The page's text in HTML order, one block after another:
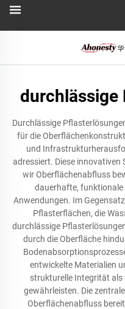
durchlässige
Durchlässige
für die
und
adressiert. Diese innovativen
wir Oberflächenabfluss
dauerhafte,
Anwendungen. Im
Pflasterflächen, die
durchlässige
durch die Oberfläche
entwickelte Materialien
strukturelle Integrität als
gewährleisten. Die
Oberflächenabfluss